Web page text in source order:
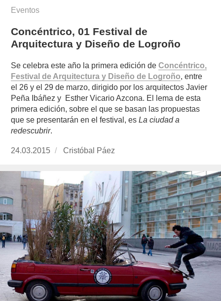
Eventos
Concéntrico, 01 Festival de
Arquitectura y Diseño de Logroño
Se celebra este año la primera edición deConcéntrico,
Festival de Arquitectura y Diseño de Logroño, entre
el 26 y el 29 de marzo, dirigido por los arquitectos Javier
Peña Ibáñez y Esther Vicario Azcona. El lema de esta
primera edición, sobre el que se basan las propuestas
que se presentarán en el festival, esLa ciudad a
redescubrir.
Publicado
24.03.2015
https://www.experimenta.es/author/cristobal-
Cristóbal Páez